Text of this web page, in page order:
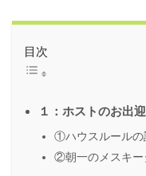
目次
１：ホストのお出
①ハウスルールの
②朝一のメスキー